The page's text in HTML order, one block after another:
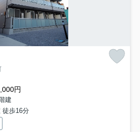
円
建
徒歩16分